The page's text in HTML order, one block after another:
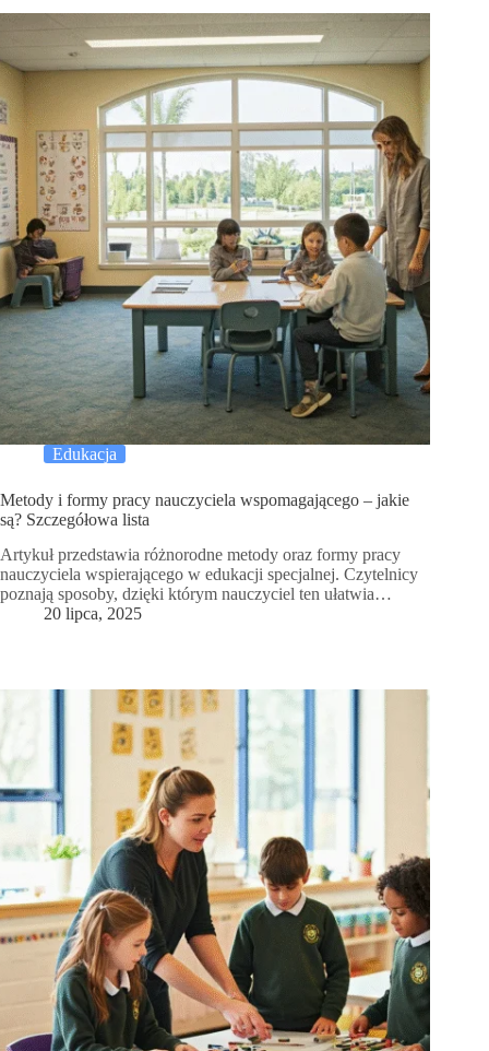
Edukacja
Metody i formy pracy nauczyciela wspomagającego – jakie
są? Szczegółowa lista
Artykuł przedstawia różnorodne metody oraz formy pracy
nauczyciela wspierającego w edukacji specjalnej. Czytelnicy
poznają sposoby, dzięki którym nauczyciel ten ułatwia…
20 lipca, 2025